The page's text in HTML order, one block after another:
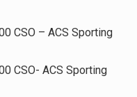
CSO – ACS Sporting
CSO- ACS Sporting